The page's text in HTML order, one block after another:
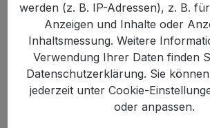
werden (z. B. IP-Adressen), z. B.
Anzeigen und Inhalte oder
Inhaltsmessung. Weitere
Verwendung Ihrer Daten finden
Datenschutzerklärung. Sie
jederzeit unter Cookie-
oder anpassen.